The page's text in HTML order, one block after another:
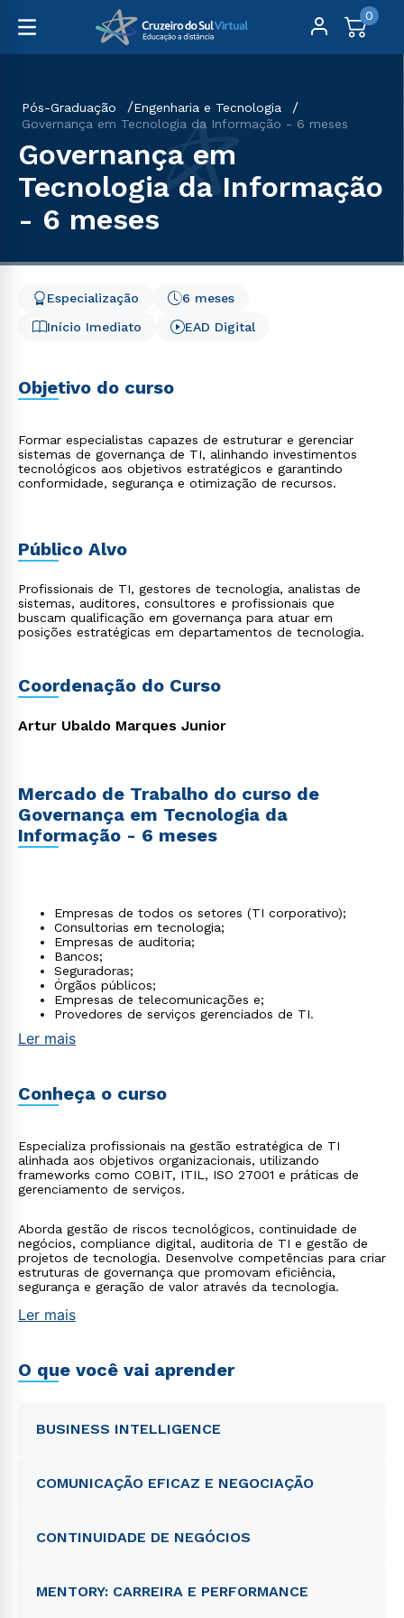
0
Pós-Graduação
Engenharia e Tecnologia
Governança em Tecnologia da Informação - 6 meses
Governança em
Tecnologia da Informação
- 6 meses
Início Imediato
6 meses
Especialização
EAD Digital
Objetivo do curso
Formar especialistas capazes de estruturar e gerenciar
sistemas de governança de TI, alinhando investimentos
tecnológicos aos objetivos estratégicos e garantindo
conformidade, segurança e otimização de recursos.
Público Alvo
Profissionais de TI, gestores de tecnologia, analistas de
sistemas, auditores, consultores e profissionais que
buscam qualificação em governança para atuar em
posições estratégicas em departamentos de tecnologia.
Coordenação do Curso
Artur Ubaldo Marques Junior
Mercado de Trabalho do curso de
Governança em Tecnologia da
Informação - 6 meses
Empresas de todos os setores (TI corporativo);
Consultorias em tecnologia;
Empresas de auditoria;
Bancos;
Seguradoras;
Órgãos públicos;
Empresas de telecomunicações e;
Provedores de serviços gerenciados de TI.
Ler mais
Conheça o curso
Especializa profissionais na gestão estratégica de TI
alinhada aos objetivos organizacionais, utilizando
frameworks como COBIT, ITIL, ISO 27001 e práticas de
gerenciamento de serviços.
Aborda gestão de riscos tecnológicos, continuidade de
negócios, compliance digital, auditoria de TI e gestão de
projetos de tecnologia. Desenvolve competências para criar
estruturas de governança que promovam eficiência,
segurança e geração de valor através da tecnologia.
Ler mais
O que você vai aprender
BUSINESS INTELLIGENCE
COMUNICAÇÃO EFICAZ E NEGOCIAÇÃO
CONTINUIDADE DE NEGÓCIOS
MENTORY: CARREIRA E PERFORMANCE